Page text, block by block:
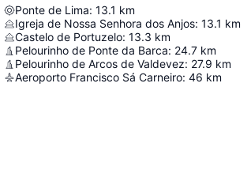
Ponte de Lima: 13.1 km
Igreja de Nossa Senhora dos Anjos: 13.1 km
Castelo de Portuzelo: 13.3 km
Pelourinho de Ponte da Barca: 24.7 km
Pelourinho de Arcos de Valdevez: 27.9 km
Aeroporto Francisco Sá Carneiro: 46 km